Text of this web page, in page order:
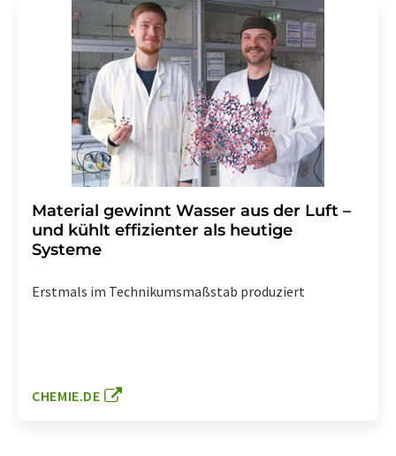
Material gewinnt Wasser aus der Luft –
und kühlt effizienter als heutige
Systeme
Erstmals im Technikumsmaßstab produziert
CHEMIE.DE